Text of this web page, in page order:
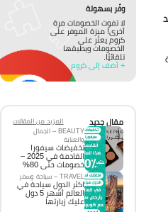
وفّر بسهولة
لا تفوت الخصومات مرة
أخرى! ميزة الموفر على
كروم يعثر على
الخصومات ويطبقها
تلقائيًا.
+ أضف إلى كروم
مقال جديد
المزيد من المقالات
BEAUTY – الجمال
والعناية
تخفيضات سيفورا
القادمة في 2025 –
خصومات حتى 80%
TRAVEL – سياحة وسفر
اكثر الدول سياحة في
العالم أشهر 5 دول
عليك زيارتها